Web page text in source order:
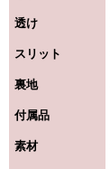
透け
スリット
裏地
付属品
素材